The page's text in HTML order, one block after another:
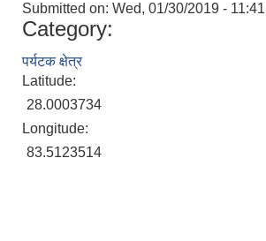
Submitted on: Wed, 01/30/2019 - 11:41
Category:
पर्यटक क्षेत्र
Latitude:
28.0003734
Longitude:
83.5123514